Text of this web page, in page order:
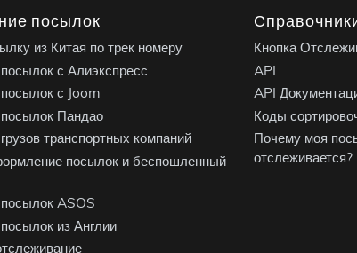
посылок
из Китая по трек номеру
с Алиэкспресс
с Joom
Пандао
транспортных компаний
посылок и беспошленный
ASOS
из Англии
Кнопка
API
API
Коды
Почему моя
отслеживается?